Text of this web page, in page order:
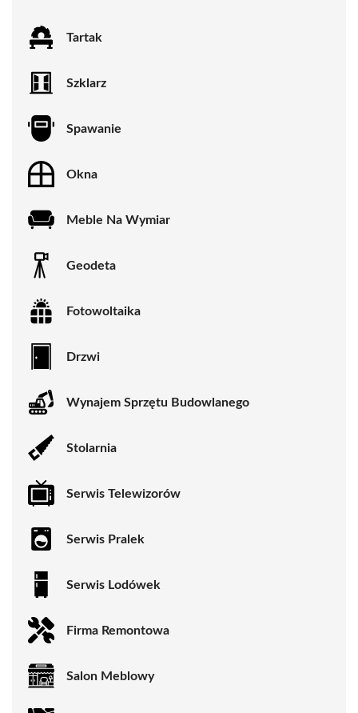
Tartak
Szklarz
Spawanie
Okna
Meble Na Wymiar
Geodeta
Fotowoltaika
Drzwi
Wynajem Sprzętu Budowlanego
Stolarnia
Serwis Telewizorów
Serwis Pralek
Serwis Lodówek
Firma Remontowa
Salon Meblowy